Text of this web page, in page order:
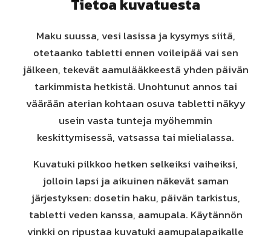
Tietoa kuvatuesta
Maku suussa, vesi lasissa ja kysymys siitä,
otetaanko tabletti ennen voileipää vai sen
jälkeen, tekevät aamulääkkeestä yhden päivän
tarkimmista hetkistä. Unohtunut annos tai
väärään aterian kohtaan osuva tabletti näkyy
usein vasta tunteja myöhemmin
keskittymisessä, vatsassa tai mielialassa.
Kuvatuki pilkkoo hetken selkeiksi vaiheiksi,
jolloin lapsi ja aikuinen näkevät saman
järjestyksen: dosetin haku, päivän tarkistus,
tabletti veden kanssa, aamupala. Käytännön
vinkki on ripustaa kuvatuki aamupalapaikalle